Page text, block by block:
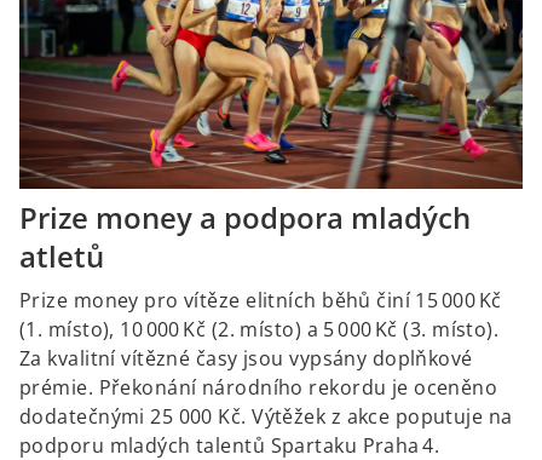
Prize money a podpora mladých
atletů
Prize money pro vítěze elitních běhů činí 15 000 Kč
(1. místo), 10 000 Kč (2. místo) a 5 000 Kč (3. místo).
Za kvalitní vítězné časy jsou vypsány doplňkové
prémie. Překonání národního rekordu je oceněno
dodatečnými 25 000 Kč. Výtěžek z akce poputuje na
podporu mladých talentů Spartaku Praha 4.